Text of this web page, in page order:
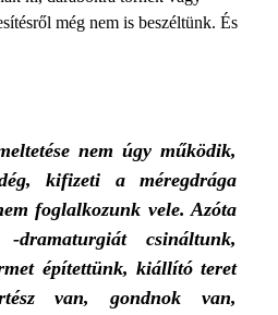
még nem is beszéltünk. És
nem úgy működik,
kifizeti a méregdrága
foglalkozunk vele. Azóta
-dramaturgiát csináltunk,
építettünk, kiállító teret
van, gondnok van,